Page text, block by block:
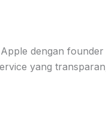
dengan
yang